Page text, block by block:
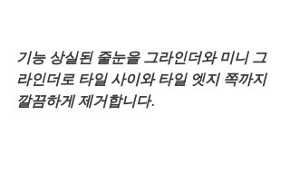
기능 상실된 줄눈을 그라인더와 미니 그
라인더로 타일 사이와 타일 엣지 쪽까지
깔끔하게 제거합니다.